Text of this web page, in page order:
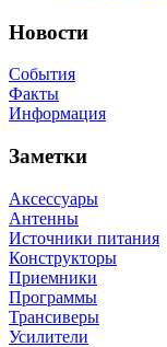
Новости
События
Факты
Информация
Заметки
Аксессуары
Антенны
Источники питания
Конструкторы
Приемники
Программы
Трансиверы
Усилители